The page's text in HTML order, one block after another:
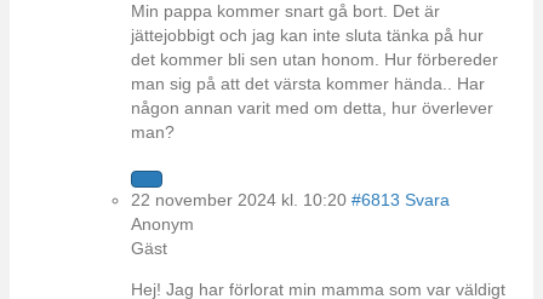
Min pappa kommer snart gå bort. Det är
jättejobbigt och jag kan inte sluta tänka på hur
det kommer bli sen utan honom. Hur förbereder
man sig på att det värsta kommer hända.. Har
någon annan varit med om detta, hur överlever
man?
22 november 2024 kl. 10:20 #6813 Svara
Anonym
Gäst
Hej! Jag har förlorat min mamma som var väldigt